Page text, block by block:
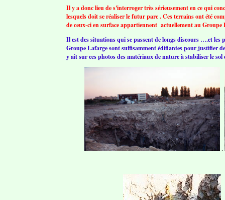
Il y a donc lieu de s'interroger très sérieusement en ce qui
lesquels doit se réaliser le futur parc . Ces terrains ont été
de ceux-ci en surface appartiennent actuellement au Groupe
Il est des situations qui se passent de longs discours ….et
Groupe Lafarge sont suffisamment édifiantes pour justifier
y ait sur ces photos des matériaux de nature à stabiliser le
.